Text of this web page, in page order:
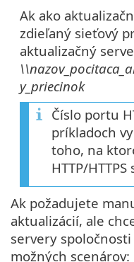
Ak ako
zdieľaný sieťový
aktualizačný
y_priecinok
Číslo portu
príkladoch
toho, na
HTTP/HTTPS
Ak požadujete
aktualizácií, ale
servery
možných scenárov: